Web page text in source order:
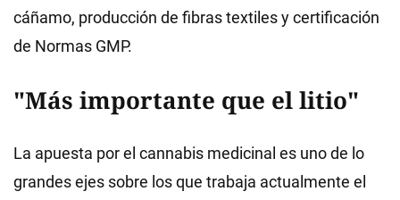
cáñamo, producción de fibras textiles y certificación
de Normas GMP.
"Más importante que el litio"
La apuesta por el cannabis medicinal es uno de lo
grandes ejes sobre los que trabaja actualmente el